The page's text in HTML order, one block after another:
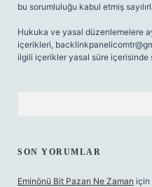
bu sorumluluğu kabul etmiş
Hukuka ve yasal düzenlemelere
içerikleri,
ilgili içerikler yasal süre içerisinde
SON YORUMLAR
Eminönü Bit Pazarı Ne Zaman için